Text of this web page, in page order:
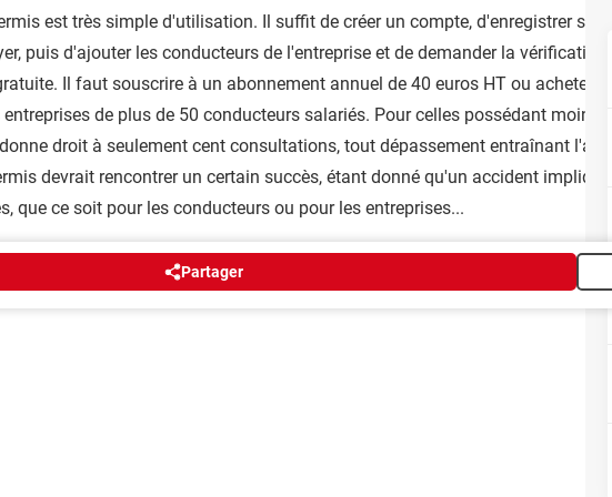
est très simple d'utilisation. Il suffit de créer un compte, d'enregistrer son
puis d'ajouter les conducteurs de l'entreprise et de demander la vérification
Il faut souscrire à un abonnement annuel de 40 euros HT ou acheter
de plus de 50 conducteurs salariés. Pour celles possédant moins
droit à seulement cent consultations, tout dépassement entraînant
devrait rencontrer un certain succès, étant donné qu'un accident
que ce soit pour les conducteurs ou pour les entreprises...
Partager